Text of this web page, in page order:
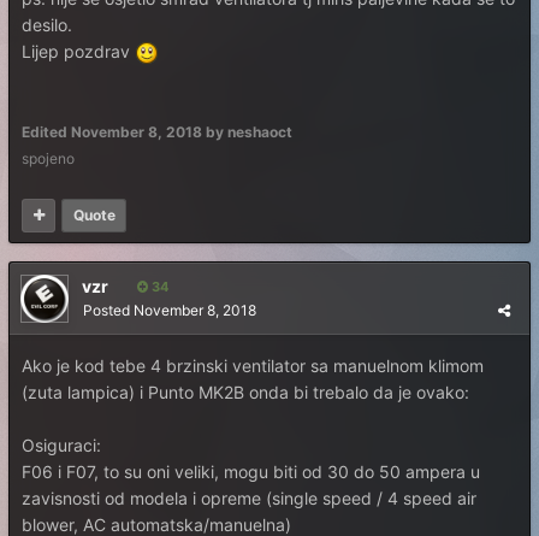
desilo.
Lijep pozdrav
Edited November 8, 2018 by neshaoct
spojeno
Quote
vzr 34
Posted November 8, 2018
Ako je kod tebe 4 brzinski ventilator sa manuelnom klimom
(zuta lampica) i Punto MK2B onda bi trebalo da je ovako:
Osiguraci:
F06 i F07, to su oni veliki, mogu biti od 30 do 50 ampera u
zavisnosti od modela i opreme (single speed / 4 speed air
blower, AC automatska/manuelna)